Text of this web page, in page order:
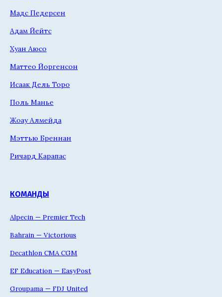
Мадс Педерсен
Адам Йейтс
Хуан Аюсо
Маттео Йоргенсон
Исаак Дель Торо
Поль Манье
Жоау Алмейда
Мэттью Бреннан
Ричард Карапас
КОМАНДЫ
Alpecin — Premier Tech
Bahrain — Victorious
Decathlon CMA CGM
EF Education — EasyPost
Groupama — FDJ United